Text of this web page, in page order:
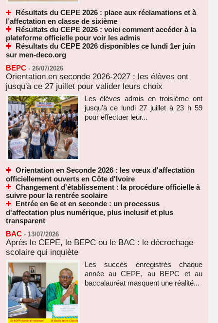
Résultats du CEPE 2026 : place aux réclamations et à
l’affectation en classe de sixième
Résultats du CEPE 2026 : voici comment accéder à la
plateforme officielle pour voir les admis
Résultats du CEPE 2026 disponibles ce lundi 1er juin
sur men-deco.org
BEPC - 26/07/2026
Orientation en seconde 2026-2027 : les élèves ont
jusqu'à ce 27 juillet pour valider leurs choix
Les élèves admis en troisième ont
jusqu'à ce lundi 27 juillet à 23 h 59
pour effectuer leur...
Orientation en Seconde 2026 : les vœux d'affectation
officiellement ouverts en Côte d'Ivoire
Changement d'établissement : la procédure officielle à
suivre pour la rentrée scolaire
Entrée en 6e et en seconde : un processus
d'affectation plus numérique, plus inclusif et plus
transparent
BAC - 13/07/2026
Après le CEPE, le BEPC ou le BAC : le décrochage
scolaire qui inquiète
Les succès enregistrés chaque
année au CEPE, au BEPC et au
baccalauréat masquent une réalité...